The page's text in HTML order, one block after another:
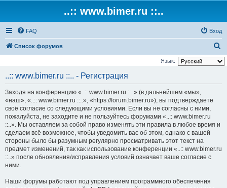
..:: www.bimer.ru ::..
FAQ Вход
Список форумов
о
Язык:
..:: www.bimer.ru ::.. - Регистрация
Заходя на конференцию «..:: www.bimer.ru ::..» (в дальнейшем «мы»,
«наш», «..:: www.bimer.ru ::..», «https://forum.bimer.ru»), вы подтверждаете
своё согласие со следующими условиями. Если вы не согласны с ними,
пожалуйста, не заходите и не пользуйтесь форумами «..:: www.bimer.ru
::..». Мы оставляем за собой право изменять эти правила в любое время и
сделаем всё возможное, чтобы уведомить вас об этом, однако с вашей
стороны было бы разумным регулярно просматривать этот текст на
предмет изменений, так как использование конференции «..:: www.bimer.ru
::..» после обновления/исправления условий означает ваше согласие с
ними.
Наши форумы работают под управлением программного обеспечения